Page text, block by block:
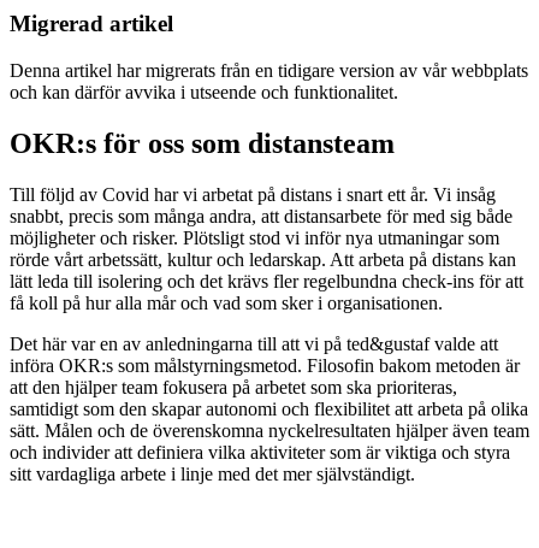
Migrerad artikel
Denna artikel har migrerats från en tidigare version av vår webbplats
och kan därför avvika i utseende och funktionalitet.
OKR:s för oss som distansteam
Till följd av Covid har vi arbetat på distans i snart ett år. Vi insåg
snabbt, precis som många andra, att distansarbete för med sig både
möjligheter och risker. Plötsligt stod vi inför nya utmaningar som
rörde vårt arbetssätt, kultur och ledarskap. Att arbeta på distans kan
lätt leda till isolering och det krävs fler regelbundna check-ins för att
få koll på hur alla mår och vad som sker i organisationen.
Det här var en av anledningarna till att vi på ted&gustaf valde att
införa OKR:s som målstyrningsmetod. Filosofin bakom metoden är
att den hjälper team fokusera på arbetet som ska prioriteras,
samtidigt som den skapar autonomi och flexibilitet att arbeta på olika
sätt. Målen och de överenskomna nyckelresultaten hjälper även team
och individer att definiera vilka aktiviteter som är viktiga och styra
sitt vardagliga arbete i linje med det mer självständigt.